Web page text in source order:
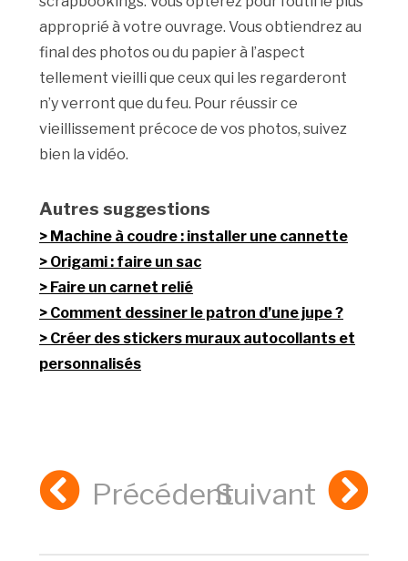
approprié à votre ouvrage. Vous obtiendrez au
final des photos ou du papier à l’aspect
tellement vieilli que ceux qui les regarderont
n’y verront que du feu. Pour réussir ce
vieillissement précoce de vos photos, suivez
bien la vidéo.
Autres suggestions
Machine à coudre : installer une cannette
Origami : faire un sac
Faire un carnet relié
Comment dessiner le patron d’une jupe ?
Créer des stickers muraux autocollants et
personnalisés
PrécédentSuivant